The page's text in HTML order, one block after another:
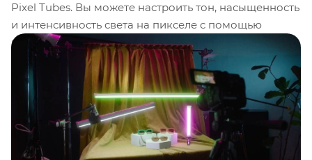
Pixel Tubes. Вы можете настроить тон, насыщенность
и интенсивность света на пикселе с помощью
настройки CCT точки белого от 2700K до 10000K, а
также регулировать колебания зеленого на полную
эффективность. Преимущества Pixel Tubes, такие как
CRI 95, TLCI 98 и Tungsten SSI 85, гарантируют
точную передачу цветов, и вы можете быть уверены,
что световые трубки украсят ваше творчество.